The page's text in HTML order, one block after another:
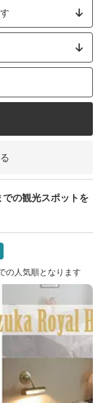
の観光スポットを
の人気順となります